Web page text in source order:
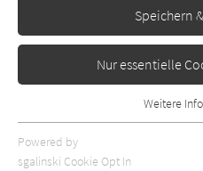
Speichern
Nur essentielle
Essentielle Cookies werden für
Webseite benötigt. Dadurch ist
Weitere
Powered by
sgalinski Cookie Opt In